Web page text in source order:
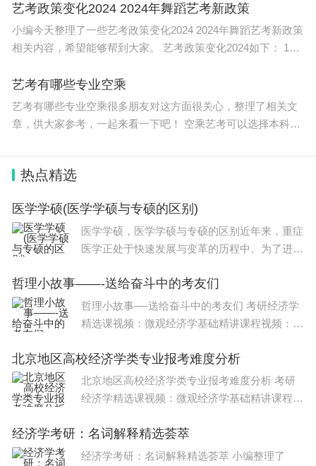
年11月1日至10日报名。
艺考政策变化2024 2024年舞蹈艺考新政策
小编今天整理了一些艺考政策变化2024 2024年舞蹈艺考新政策
相关内容，希望能够帮到大家。 艺考政策变化2024如下： 1、
术类
艺考有哪些专业空乘
艺考有哪些专业空乘很多朋友对这方面很关心，整理了相关文
章，供大家参考，一起来看一下吧！ 空乘艺考可以选择本科的
热点精选
医学学硕(医学学硕与专硕的区别)
医学学硕，医学学硕与专硕的区别近年来，重症
医学正处于快速发展与变革的历程中。为了进一
安全，2022年12月1-4日，由广东省医学会主办
的第十五次重症医学学术会议圆满落幕
哲理小故事——-送给奋斗中的考友们
哲理小故事—-送给奋斗中的考友们 考研经济学
精选课视频：微观经济学基础精讲课程视频：宏
程视频：北京大学871经济学重难点精讲课程视
频：中国人民大学802经济学综合导
北京地区高校经济学类专业报考难度分析
北京地区高校经济学类专业报考难度分析 考研
经济学精选课视频：微观经济学基础精讲课程视
基础课程视频：北京大学871经济学重难点精讲
课程视频：中国人民大学802经济学综合导
经济学考研：名词解释精选荟萃
经济学考研：名词解释精选荟萃 小编整理了